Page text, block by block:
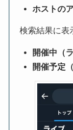
告」自分のツ
にセンシティ
も
ホストの
検索結果に表
開催中（
開催予定